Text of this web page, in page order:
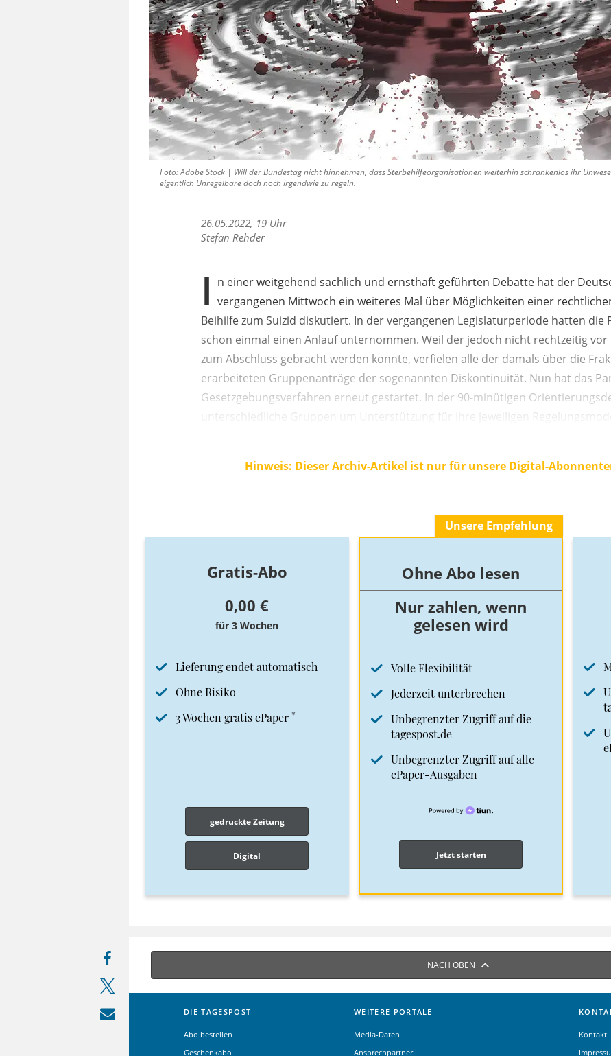
Foto: Adobe Stock | Will der Bundestag nicht hinnehmen, dass Sterbehilfeorganisationen weiterhin schrankenlos ihr
eigentlich Unregelbare doch noch irgendwie zu regeln.
26.05.2022, 19 Uhr
Stefan Rehder
I n einer weitgehend sachlich und ernsthaft geführten Debatte hat der
vergangenen Mittwoch ein weiteres Mal über Möglichkeiten einer
Beihilfe zum Suizid diskutiert. In der vergangenen Legislaturperiode hatten die
schon einmal einen Anlauf unternommen. Weil der jedoch nicht rechtzeitig vor
zum Abschluss gebracht werden konnte, verfielen alle der damals über die
erarbeiteten Gruppenanträge der sogenannten Diskontinuität. Nun hat das
Gesetzgebungsverfahren erneut gestartet. In der 90-minütigen
unterschiedliche Gruppen um Unterstützung für ihre jeweiligen
Hinweis: Dieser Archiv-Artikel ist nur für unsere Digital-
Gratis-Abo
0,00 €
für 3 Wochen
Lieferung endet automatisch
Ohne Risiko
3 Wochen gratis ePaper *
gedruckte Zeitung
Digital
Unsere Empfehlung
Ohne Abo lesen
Nur zahlen, wenn
gelesen wird
Volle Flexibilität
Jederzeit unterbrechen
Unbegrenzter Zugriff auf die-
tagespost.de
Unbegrenzter Zugriff auf alle
ePaper-Ausgaben
Jetzt starten
NACH OBEN
DIE TAGESPOST
Abo bestellen
Geschenkabo
WEITERE PORTALE
Media-Daten
Ansprechpartner
Kontakt